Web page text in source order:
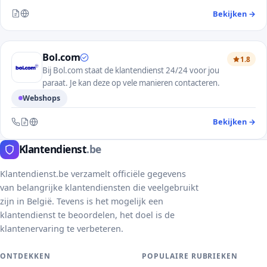
Bereikbaar via contactformulier en website Bekijken →
Bol.com
Bij Bol.com staat de klantendienst 24/24 voor jou
paraat. Je kan deze op vele manieren contacteren.
1.8
Webshops
Bereikbaar via telefoon, contactformulier en website Bekijken →
Klantendienst.be
Klantendienst.be verzamelt officiële gegevens
van belangrijke klantendiensten die veelgebruikt
zijn in België. Tevens is het mogelijk een
klantendienst te beoordelen, het doel is de
klantenervaring te verbeteren.
ONTDEKKEN POPULAIRE RUBRIEKEN